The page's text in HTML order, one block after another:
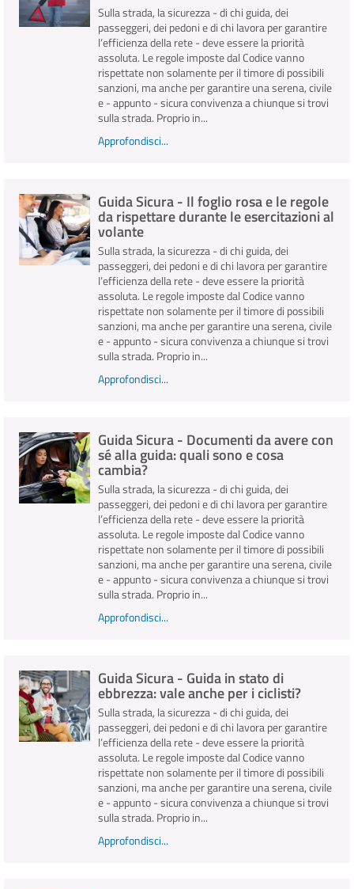
Sulla strada, la sicurezza - di chi guida, dei
passeggeri, dei pedoni e di chi lavora per garantire
l’efficienza della rete - deve essere la priorità
assoluta. Le regole imposte dal Codice vanno
rispettate non solamente per il timore di possibili
sanzioni, ma anche per garantire una serena, civile
e - appunto - sicura convivenza a chiunque si trovi
sulla strada. Proprio in...
Approfondisci...
Guida Sicura - Il foglio rosa e le regole
da rispettare durante le esercitazioni al
volante
Sulla strada, la sicurezza - di chi guida, dei
passeggeri, dei pedoni e di chi lavora per garantire
l’efficienza della rete - deve essere la priorità
assoluta. Le regole imposte dal Codice vanno
rispettate non solamente per il timore di possibili
sanzioni, ma anche per garantire una serena, civile
e - appunto - sicura convivenza a chiunque si trovi
sulla strada. Proprio in...
Approfondisci...
Guida Sicura - Documenti da avere con
sé alla guida: quali sono e cosa
cambia?
Sulla strada, la sicurezza - di chi guida, dei
passeggeri, dei pedoni e di chi lavora per garantire
l’efficienza della rete - deve essere la priorità
assoluta. Le regole imposte dal Codice vanno
rispettate non solamente per il timore di possibili
sanzioni, ma anche per garantire una serena, civile
e - appunto - sicura convivenza a chiunque si trovi
sulla strada. Proprio in...
Approfondisci...
Guida Sicura - Guida in stato di
ebbrezza: vale anche per i ciclisti?
Sulla strada, la sicurezza - di chi guida, dei
passeggeri, dei pedoni e di chi lavora per garantire
l’efficienza della rete - deve essere la priorità
assoluta. Le regole imposte dal Codice vanno
rispettate non solamente per il timore di possibili
sanzioni, ma anche per garantire una serena, civile
e - appunto - sicura convivenza a chiunque si trovi
sulla strada. Proprio in...
Approfondisci...